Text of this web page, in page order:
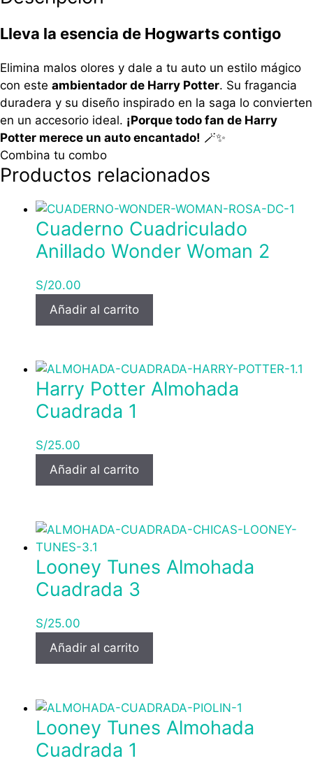
Lleva la esencia de Hogwarts contigo
Elimina malos olores y dale a tu auto un estilo mágico
con este ambientador de Harry Potter. Su fragancia
duradera y su diseño inspirado en la saga lo convierten
en un accesorio ideal. ¡Porque todo fan de Harry
Potter merece un auto encantado! 🪄✨
Combina tu combo
Productos relacionados
Cuaderno Cuadriculado
Anillado Wonder Woman 2
S/20.00
Añadir al carrito
Harry Potter Almohada
Cuadrada 1
S/25.00
Añadir al carrito
Looney Tunes Almohada
Cuadrada 3
S/25.00
Añadir al carrito
Looney Tunes Almohada
Cuadrada 1